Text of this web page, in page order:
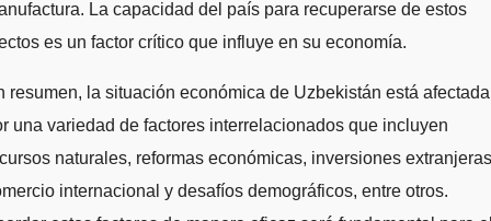
La capacidad del país para recuperarse de estos
es un factor crítico que influye en su economía.
resumen, la situación económica de Uzbekistán está afectada
una variedad de factores interrelacionados que incluyen
naturales, reformas económicas, inversiones
internacional y desafíos demográficos, entre otros.